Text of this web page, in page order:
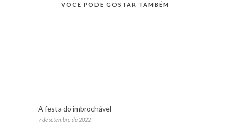
VOCÊ PODE GOSTAR TAMBÉM
A festa do imbrochável
7 de setembro de 2022